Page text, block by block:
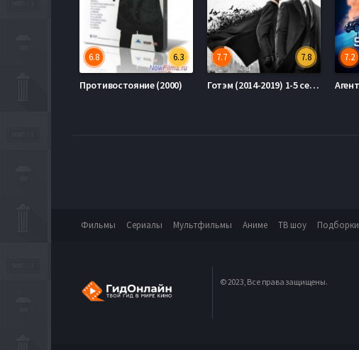
6.3
6.8
Противостояние (2000)
7.8
7.7
Готэм (2014-2019) 1-5 сезон
7.2
Фильмы Сериалы Мультфильмы Аниме ТВ шоу Подборки
© 2023, Все права защищены.